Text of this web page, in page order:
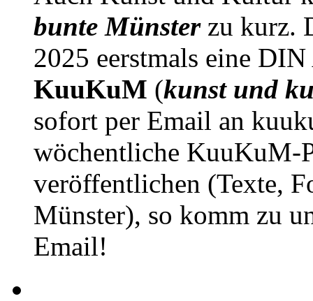
bunte Münsterzu kurz.
2025 eerstmals eine
KuuKuM (kunst und
sofort per Email an
wöchentliche KuuKuM-
veröffentlichen (Texte,
Münster), so komm zu
Email!